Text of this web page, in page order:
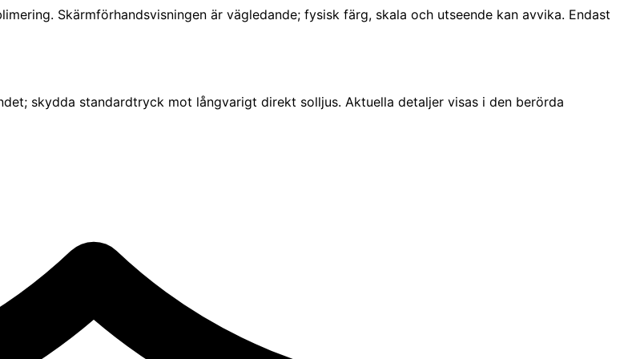
Skärmförhandsvisningen är vägledande; fysisk färg, skala och utseende kan avvika. Endast
motivet med dyesublimering till en förberedd aluminiumyta; leverantörer och tekniska inställningar
skydda standardtryck mot långvarigt direkt solljus. Aktuella detaljer visas i den berörda